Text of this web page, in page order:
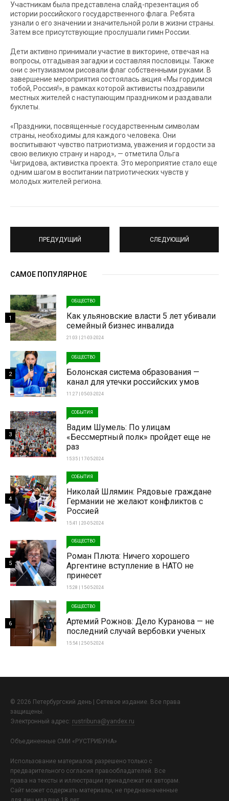
Участникам была представлена слайд-презентация об
истории российского государственного флага. Ребята
узнали о его значении и значительной роли в жизни страны.
Затем все присутствующие прослушали гимн России.
Дети активно принимали участие в викторине, отвечая на
вопросы, отгадывая загадки и составляя пословицы. Также
они с энтузиазмом рисовали флаг собственными руками. В
завершение мероприятия состоялась акция «Мы гордимся
тобой, Россия!», в рамках которой активисты поздравили
местных жителей с наступающим праздником и раздавали
буклеты.
«Праздники, посвященные государственным символам
страны, необходимы для каждого человека. Они
воспитывают чувство патриотизма, уважения и гордости за
свою великую страну и народ», — отметила Ольга
Чигридова, активистка проекта. Это мероприятие стало еще
одним шагом в воспитании патриотических чувств у
молодых жителей региона.
ПРЕДУДУЩИЙ СЛЕДУЮЩИЙ
САМОЕ ПОПУЛЯРНОЕ
ОБЩЕСТВО
Как ульяновские власти 5 лет убивали
семейный бизнес инвалида
21:03 | 21-03-2024
1
ОБЩЕСТВО
Болонская система образования —
канал для утечки российских умов
11:27 | 05-03-2024
2
СОБЫТИЯ
Вадим Шумель: По улицам
«Бессмертный полк» пройдет еще не
раз
15:35 | 17-05-2024
3
СОБЫТИЯ
Николай Шлямин: Рядовые граждане
Германии не желают конфликтов с
Россией
15:41 | 20-05-2024
4
ОБЩЕСТВО
Роман Плюта: Ничего хорошего
Аргентине вступление в НАТО не
принесет
15:28 | 15-05-2024
5
ОБЩЕСТВО
Артемий Рожнов: Дело Куранова — не
последний случай вербовки ученых
15:54 | 25-05-2024
6
© 2026 Петербургский день | Сетевое издание. Все права
защищены.
Электронный адрес: rustribuna@yandex.ru
Объединенные СМИ «РУСТРИБУНА»
Использование материалов разрешено только с
предварительного согласия правообладателей. Все
права на тексты и иллюстрации принадлежат их авторам.
Сайт может содержать материалы, не предназначенные